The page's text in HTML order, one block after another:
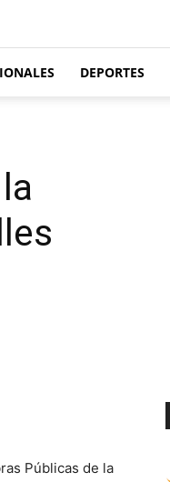
DEPORTES
Públicas de la